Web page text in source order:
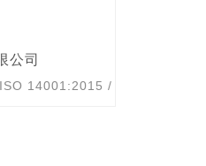
公司